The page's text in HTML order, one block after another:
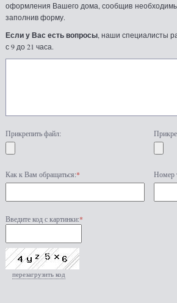
оформления Вашего дома, сообщив
заполнив форму.
Если у Вас есть вопросы , наши специалисты
с 9 до 21 часа.
Прикрепить файл:
Как к Вам обращаться:* Номер
Введите код с картинки:*
перезагрузить код